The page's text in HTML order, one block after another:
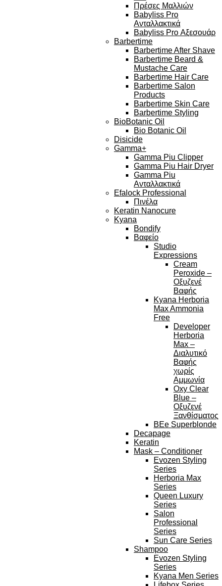
Πρέσες Μαλλιών
Babyliss Pro
Ανταλλακτικά
Babyliss Pro Αξεσουάρ
Barbertime
Barbertime After Shave
Barbertime Beard &
Mustache Care
Barbertime Hair Care
Barbertime Salon
Products
Barbertime Skin Care
Barbertime Styling
BioBotanic Oil
Bio Botanic Oil
Disicide
Gamma+
Gamma Piu Clipper
Gamma Piu Hair Dryer
Gamma Piu
Ανταλλακτικά
Efalock Professional
Πινέλα
Keratin Nanocure
Kyana
Bondify
Βαφείο
Studio
Expressions
Cream
Peroxide –
Οξυζενέ
Βαφής
Kyana Herboria
Max Ammonia
Free
Developer
Herboria
Max –
Διαλυτικό
Βαφής
χωρίς
Αμμωνία
Oxy Clear
Blue –
Οξυζενέ
Ξανθίσματος
BEe Superblonde
Decapage
Keratin
Mask – Conditioner
Evozen Styling
Series
Herboria Max
Series
Queen Luxury
Series
Salon
Professional
Series
Sun Care Series
Shampoo
Evozen Styling
Series
Kyana Men Series